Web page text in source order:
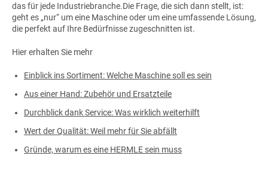
das für jede Industriebranche.Die Frage, die sich dann stellt, ist:
geht es „nur“ um eine Maschine oder um eine umfassende Lösung,
die perfekt auf Ihre Bedürfnisse zugeschnitten ist.
Hier erhalten Sie mehr
Einblick ins Sortiment: Welche Maschine soll es sein
Aus einer Hand: Zubehör und Ersatzteile
Durchblick dank Service: Was wirklich weiterhilft
Wert der Qualität: Weil mehr für Sie abfällt
Gründe, warum es eine HERMLE sein muss